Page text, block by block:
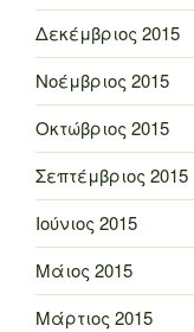
Δεκέμβριος 2015
Νοέμβριος 2015
Οκτώβριος 2015
Σεπτέμβριος 2015
Ιούνιος 2015
Μάιος 2015
Μάρτιος 2015